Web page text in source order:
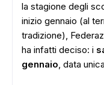
la stagione degli
inizio gennaio (al
tradizione),
ha infatti deciso: i
gennaio, data